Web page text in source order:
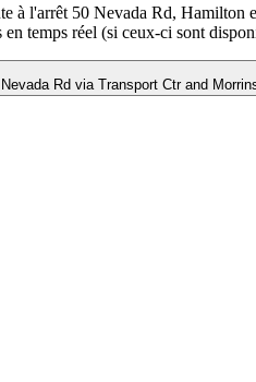
à l'arrêt 50 Nevada Rd,
temps réel (si ceux-ci sont
Rd via Transport Ctr and